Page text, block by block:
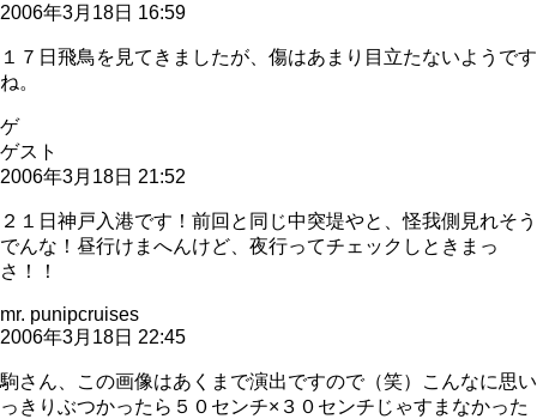
2006年3月18日 16:59
１７日飛鳥を見てきましたが、傷はあまり目立たないようです
ね。
ゲ
ゲスト
2006年3月18日 21:52
２１日神戸入港です！前回と同じ中突堤やと、怪我側見れそう
でんな！昼行けまへんけど、夜行ってチェックしときまっ
さ！！
mr. punipcruises
2006年3月18日 22:45
駒さん、この画像はあくまで演出ですので（笑）こんなに思い
っきりぶつかったら５０センチ×３０センチじゃすまなかった